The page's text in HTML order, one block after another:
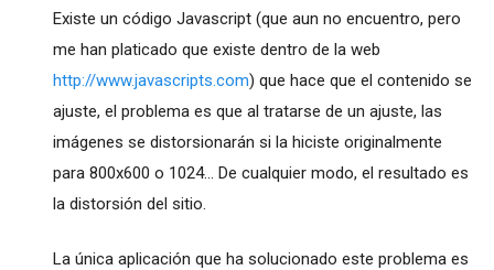
Existe un código Javascript (que aun no encuentro, pero
me han platicado que existe dentro de la web
http://www.javascripts.com) que hace que el contenido se
ajuste, el problema es que al tratarse de un ajuste, las
imágenes se distorsionarán si la hiciste originalmente
para 800x600 o 1024... De cualquier modo, el resultado es
la distorsión del sitio.
La única aplicación que ha solucionado este problema es